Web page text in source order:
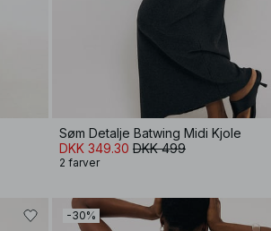
Søm Detalje Batwing Midi Kjole
DKK 349.30 DKK 499
2 farver
-30%